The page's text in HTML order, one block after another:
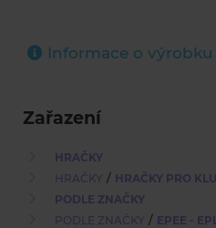
Informace o výrobku
Zařazení
HRAČKY
HRAČKY / HRAČKY PRO
PODLE ZNAČKY
PODLE ZNAČKY / EPEE -